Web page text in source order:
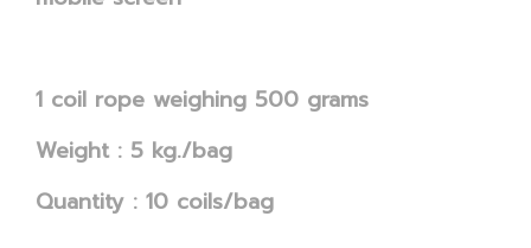
1 coil rope weighing 500 grams
Weight : 5 kg./bag
Quantity : 10 coils/bag